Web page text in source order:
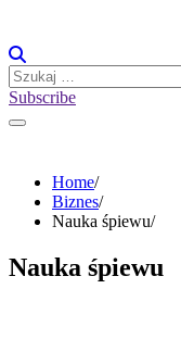
content
Szukaj:
Subscribe
Home
Biznes
Nauka śpiewu
Nauka śpiewu